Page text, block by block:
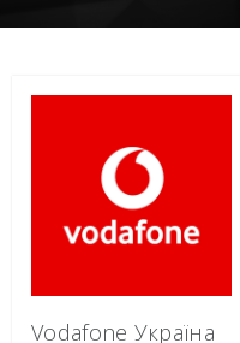
Vodafone Україна